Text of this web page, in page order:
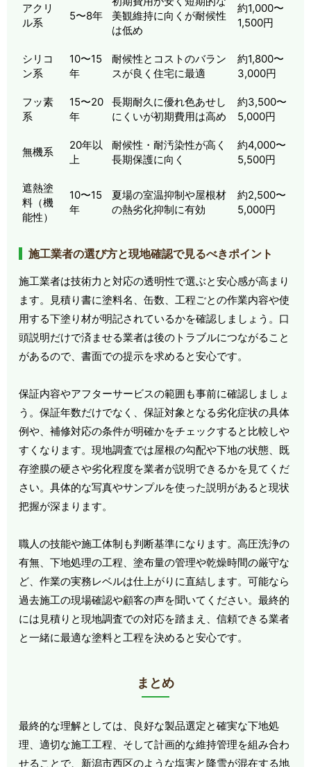
アクリ
ル系
5〜8年
美観維持に向くが耐候性
は低め
約1,000〜
1,500円
シリコ
ン系
10〜15
年
耐候性とコストのバラン
スが良く住宅に最適
約1,800〜
3,000円
フッ素
系
15〜20
年
長期耐久に優れ色あせし
にくいが初期費用は高め
約3,500〜
5,000円
無機系
20年以
上
耐候性・耐汚染性が高く
長期保護に向く
約4,000〜
5,500円
遮熱塗
料（機
能性）
10〜15
年
夏場の室温抑制や屋根材
の熱劣化抑制に有効
約2,500〜
5,000円
施工業者の選び方と現地確認で見るべきポイント
施工業者は技術力と対応の透明性で選ぶと安心感が高まり
ます。見積り書に塗料名、缶数、工程ごとの作業内容や使
用する下塗り材が明記されているかを確認しましょう。口
頭説明だけで済ませる業者は後のトラブルにつながること
があるので、書面での提示を求めると安心です。
保証内容やアフターサービスの範囲も事前に確認しましょ
う。保証年数だけでなく、保証対象となる劣化症状の具体
例や、補修対応の条件が明確かをチェックすると比較しや
すくなります。現地調査では屋根の勾配や下地の状態、既
存塗膜の硬さや劣化程度を業者が説明できるかを見てくだ
さい。具体的な写真やサンプルを使った説明があると現状
把握が深まります。
職人の技能や施工体制も判断基準になります。高圧洗浄の
有無、下地処理の工程、塗布量の管理や乾燥時間の厳守な
ど、作業の実務レベルは仕上がりに直結します。可能なら
過去施工の現場確認や顧客の声を聞いてください。最終的
には見積りと現地調査での対応を踏まえ、信頼できる業者
と一緒に最適な塗料と工程を決めると安心です。
まとめ
最終的な理解としては、良好な製品選定と確実な下地処
理、適切な施工工程、そして計画的な維持管理を組み合わ
せることで、新潟市西区のような塩害と降雪が混在する地